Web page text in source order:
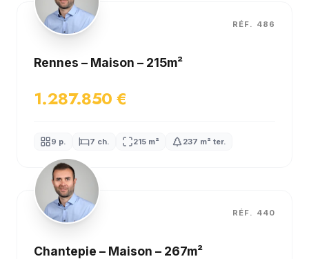
RÉF. 486
Rennes – Maison – 215m²
1.287.850 €
9 p. 7 ch. 215 m² 237 m² ter.
RÉF. 440
Chantepie – Maison – 267m²